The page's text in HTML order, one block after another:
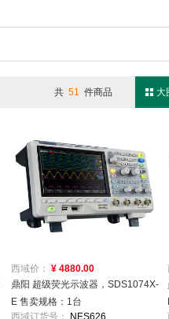
大
共 51 件商品
西域价： ¥ 4880.00
鼎阳 超级荧光示波器，SDS1074X-
E 售卖规格：1台
西域订货号：
NES626